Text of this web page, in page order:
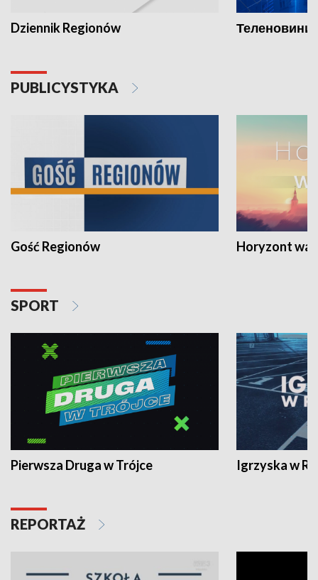
Dziennik Regionów Теленовини
PUBLICYSTYKA
Gość Regionów Horyzont
SPORT
Pierwsza Druga w Trójce Igrzyska w
REPORTAŻ